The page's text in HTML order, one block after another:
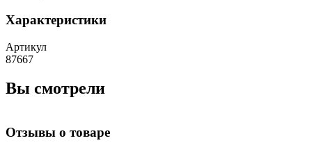
Характеристики
Артикул
87667
Вы смотрели
Отзывы о товаре